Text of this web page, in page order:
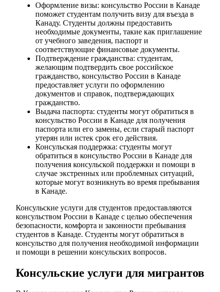
Оформление визы: консульство России в Канаде
поможет студентам получить визу для въезда в
Канаду. Студенты должны предоставить
необходимые документы, такие как приглашение
от учебного заведения, паспорт и
соответствующие финансовые документы.
Подтверждение гражданства: студентам,
желающим подтвердить свое российское
гражданство, консульство России в Канаде
предоставляет услуги по оформлению
документов и справок, подтверждающих
гражданство.
Выдача паспорта: студенты могут обратиться в
консульство России в Канаде для получения
паспорта или его замены, если старый паспорт
утерян или истек срок его действия.
Консульская поддержка: студенты могут
обратиться в консульство России в Канаде для
получения консульской поддержки и помощи в
случае экстренных или проблемных ситуаций,
которые могут возникнуть во время пребывания
в Канаде.
Консульские услуги для студентов предоставляются
консульством России в Канаде с целью обеспечения
безопасности, комфорта и законности пребывания
студентов в Канаде. Студенты могут обратиться в
консульство для получения необходимой информации
и помощи в решении консульских вопросов.
Консульские услуги для мигрантов